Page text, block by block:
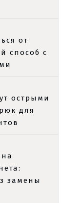
от
способ с
острыми
для
замены